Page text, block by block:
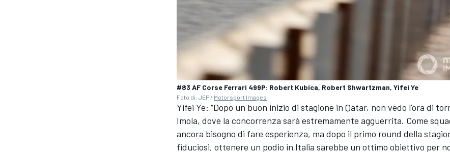
#83 AF Corse Ferrari 499P: Robert Kubica, Robert Shwartzman, Yifei Ye
Foto di: JEP / Motorsport Images
Yifei Ye: “Dopo un buon inizio di stagione in Qatar, non vedo l'ora di
Imola, dove la concorrenza sarà estremamente agguerrita. Come
ancora bisogno di fare esperienza, ma dopo il primo round della
fiduciosi, ottenere un podio in Italia sarebbe un ottimo obiettivo per